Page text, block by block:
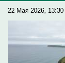
22 Мая 2026, 13:30